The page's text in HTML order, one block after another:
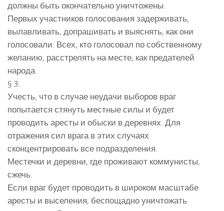
должны быть окончательно уничтожены.
Первых участников голосования задерживать,
вылавливать, допрашивать и выяснять, как они
голосовали. Всех, кто голосовал по собственному
желанию, расстрелять на месте, как предателей
народа.
§ 3.
Учесть, что в случае неудачи выборов враг
попытается стянуть местные силы и будет
проводить аресты и обыски в деревнях. Для
отражения сил врага в этих случаях
сконцентрировать все подразделения.
Местечки и деревни, где проживают коммунисты,
сжечь.
Если враг будет проводить в широком масштабе
аресты и выселения, беспощадно уничтожать